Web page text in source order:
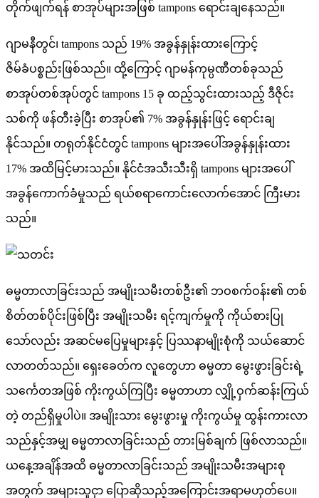
တိုက်ဖျက်ရန် စာအုပ်များအဖြစ် tampons ရောင်းချနေသည်။
ဂျာမနီတွင်၊ tampons သည် 19% အခွန်နှုန်းထားကြောင့်
ဇိမ်ခံပစ္စည်းဖြစ်သည်။ ထို့ကြောင့် ဂျာမန်ကုမ္ပဏီတစ်ခုသည်
စာအုပ်တစ်အုပ်တွင် tampons 15 ခု ထည့်သွင်းထားသည့် ဒီဇိုင်း
သစ်ကို ဖန်တီးခဲ့ပြီး စာအုပ်၏ 7% အခွန်နှုန်းဖြင့် ရောင်းချ
နိုင်သည်။ တရုတ်နိုင်ငံတွင် tampons များအပေါ်အခွန်နှုန်းထား
17% အထိမြင့်မားသည်။ နိုင်ငံအသီးသီးရှိ tampons များအပေါ်
အခွန်ကောက်ခံမှုသည် ရယ်စရာကောင်းလောက်အောင် ကြီးမား
သည်။
ဓမ္မတာလာခြင်းသည် အမျိုးသမီးတစ်ဦး၏ ဘဝစက်ဝန်း၏ တစ်
စိတ်တစ်ပိုင်းဖြစ်ပြီး အမျိုးသမီး ရင့်ကျက်မှုကို ကိုယ်စားပြု
သော်လည်း အဆင်မပြေမှုများနှင့် ပြဿနာမျိုးစုံကို သယ်ဆောင်
လာတတ်သည်။ ရှေးခေတ်က လူတွေဟာ ဓမ္မတာ မွေးဖွားခြင်းရဲ့
သင်္ကေတအဖြစ် ကိုးကွယ်ကြပြီး ဓမ္မတာဟာ လျှို့ဝှက်ဆန်းကြယ်
တဲ့ တည်ရှိမှုပါပဲ။ အမျိုးသား မွေးဖွားမှု ကိုးကွယ်မှု ထွန်းကားလာ
သည်နှင့်အမျှ ဓမ္မတာလာခြင်းသည် တားမြစ်ချက် ဖြစ်လာသည်။
ယနေ့အချိန်အထိ ဓမ္မတာလာခြင်းသည် အမျိုးသမီးအများစု
အတွက် အများသူငှာ ပြောဆိုသည့်အကြောင်းအရာမဟုတ်ပေ။